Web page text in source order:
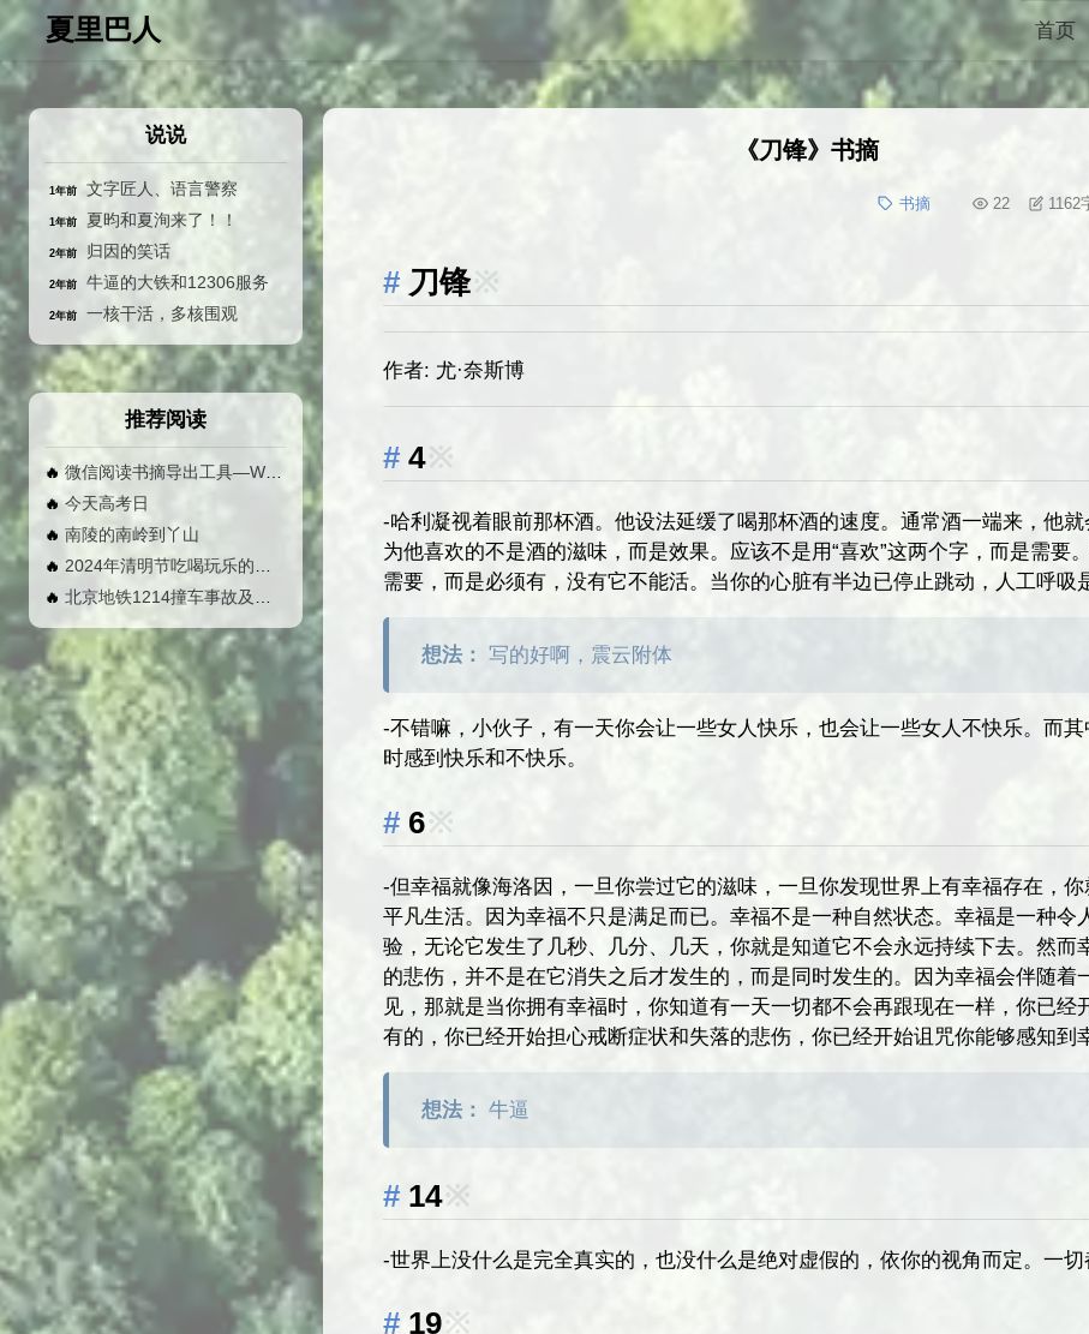
夏里巴人 首页
《刀锋》书摘
书摘 22 1162
刀锋※
作者: 尤·奈斯博
4 ※
-哈利凝视着眼前那杯酒。他设法延缓了喝那杯酒的速度。通常酒一端来，他就
为他喜欢的不是酒的滋味，而是效果。应该不是用“喜欢”这两个字，而是需要
需要，而是必须有，没有它不能活。当你的心脏有半边已停止跳动，人工呼吸
想法： 写的好啊，震云附体
-不错嘛，小伙子，有一天你会让一些女人快乐，也会让一些女人不快乐。而其
时感到快乐和不快乐。
6※
-但幸福就像海洛因，一旦你尝过它的滋味，一旦你发现世界上有幸福存在，
平凡生活。因为幸福不只是满足而已。幸福不是一种自然状态。幸福是一种令
验，无论它发生了几秒、几分、几天，你就是知道它不会永远持续下去。然而
的悲伤，并不是在它消失之后才发生的，而是同时发生的。因为幸福会伴随着
见，那就是当你拥有幸福时，你知道有一天一切都不会再跟现在一样，你已经
有的，你已经开始担心戒断症状和失落的悲伤，你已经开始诅咒你能够感知到
想法： 牛逼
14 ※
-世界上没什么是完全真实的，也没什么是绝对虚假的，依你的视角而定。一切
19※
说说
1年前 文字匠人、语言警察
1年前 夏昀和夏洵来了！！
2年前 归因的笑话
2年前 牛逼的大铁和12306服务
2年前 一核干活，多核围观
推荐阅读
🔥 微信阅读书摘导出工具—Weread MD 使用手册
🔥 今天高考日
🔥 南陵的南岭到丫山
🔥 2024年清明节吃喝玩乐的几天
🔥 北京地铁1214撞车事故及影响